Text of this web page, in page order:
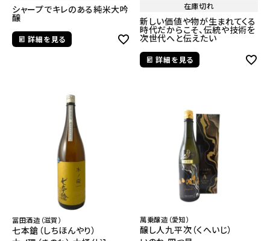
シャープでキレのある純米大吟
醸
詳細を見る
在庫切れ
新しい価値や物が生まれてくる
時代だからこそ、伝統や技術を
次世代へと伝えたい
詳細を見る
冨田酒造（滋賀）
七本鎗（しちほんやり）
萬乗醸造（愛知）
醸し人九平次（くへいじ）